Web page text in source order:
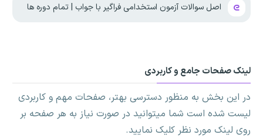
اصل سوالات آزمون استخدامی فراگیر با جواب | تمام دوره ها
لینک صفحات جامع و کاربردی
در این بخش به منظور دسترسی بهتر، صفحات مهم و کاربردی
لیست شده است شما میتوانید در صورت نیاز به هر صفحه بر
روی لینک مورد نظر کلیک نمایید.